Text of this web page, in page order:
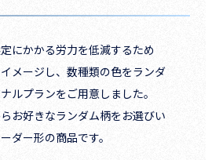
にかかる労力を低減するため
メージし、数種類の色をランダ
ルプランをご用意しました。
お好きなランダム柄をお選びい
ダー形の商品です。